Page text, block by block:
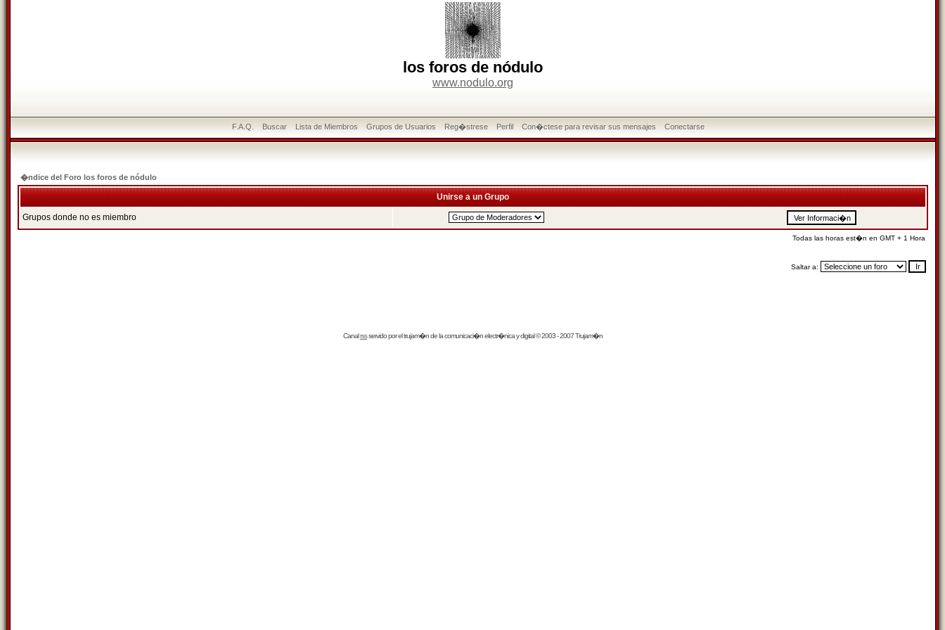
los foros de nódulo
www.nodulo.org
F.A.Q. Buscar Lista de Miembros Grupos de Usuarios Reg�strese Perfil Con�ctese para revisar sus mensajes Conectarse
�ndice del Foro los foros de nódulo
Unirse a un Grupo
Grupos donde no es miembro
Todas las horas est�n en GMT + 1 Hora
Saltar a:
Canalrssservido por eltrujam�nde la comunicaci�n electr�nica y digital © 2003 - 2007 Trujam�n